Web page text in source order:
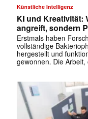
Künstliche Intelligenz
KI und Kreativität:
angreift, sondern
Erstmals haben
vollständige
hergestellt und
gewonnen. Die